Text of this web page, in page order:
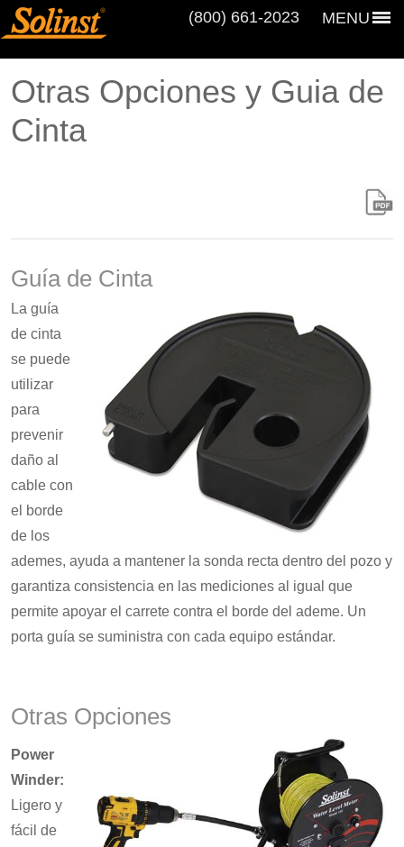
MENU
(800) 661‑2023
Otras Opciones y Guia de
Cinta
Guía de Cinta
La guía
de cinta
se puede
utilizar
para
prevenir
daño al
cable con
el borde
de los
ademes, ayuda a mantener la sonda recta dentro del pozo y
garantiza consistencia en las mediciones al igual que
permite apoyar el carrete contra el borde del ademe. Un
porta guía se suministra con cada equipo estándar.
Otras Opciones
Power
Winder:
Ligero y
fácil de